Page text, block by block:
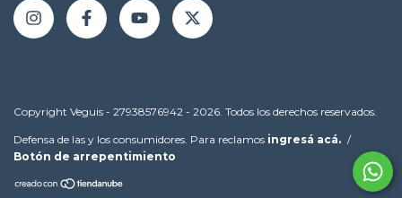
Copyright Veguis - 27938576942 - 2026. Todos los derechos reservados.
Defensa de las y los consumidores. Para reclamos ingresá acá. /
Botón de arrepentimiento